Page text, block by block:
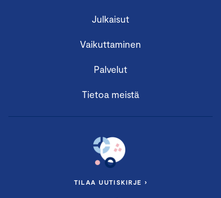
Julkaisut
Vaikuttaminen
Palvelut
Tietoa meistä
TILAA UUTISKIRJE ›